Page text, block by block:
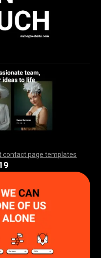
contact page templates
,,,,,,,,,,,,,,,,,,,,,,,,,,,